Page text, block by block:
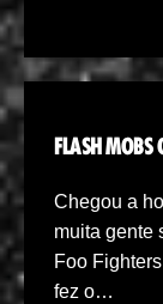
FLASH MOBS
Chegou a
muita gente
Foo
fez o…